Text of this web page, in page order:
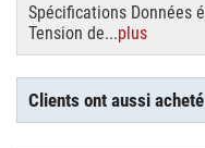
Spécifications Données
Tension de...plus
Clients ont aussi acheté